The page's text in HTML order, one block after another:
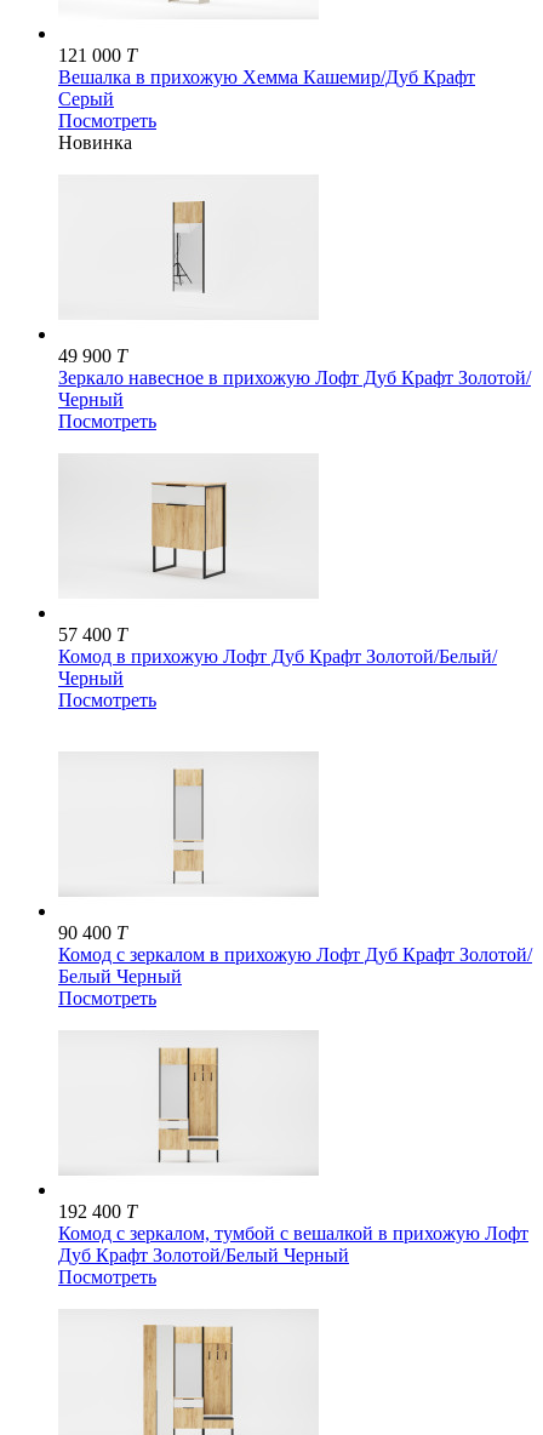
121 000 T
Вешалка в прихожую Хемма Кашемир/Дуб Крафт
Серый
Посмотреть
Новинка
49 900 T
Зеркало навесное в прихожую Лофт Дуб Крафт Золотой/
Черный
Посмотреть
57 400 T
Комод в прихожую Лофт Дуб Крафт Золотой/Белый/
Черный
Посмотреть
90 400 T
Комод с зеркалом в прихожую Лофт Дуб Крафт Золотой/
Белый Черный
Посмотреть
192 400 T
Комод с зеркалом, тумбой с вешалкой в прихожую Лофт
Дуб Крафт Золотой/Белый Черный
Посмотреть